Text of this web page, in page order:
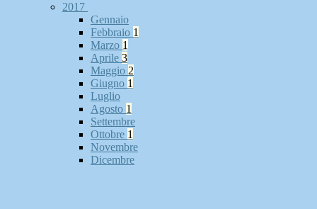
2017
Gennaio
Febbraio 1
Marzo 1
Aprile 3
Maggio 2
Giugno 1
Luglio
Agosto 1
Settembre
Ottobre 1
Novembre
Dicembre